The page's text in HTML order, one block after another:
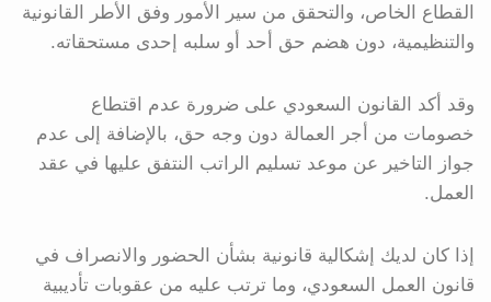
القطاع الخاص، والتحقق من سير الأمور وفق الأطر القانونية
والتنظيمية، دون هضم حق أحد أو سلبه إحدى مستحقاته.
وقد أكد القانون السعودي على ضرورة عدم اقتطاع
خصومات من أجر العمالة دون وجه حق، بالإضافة إلى عدم
جواز التاخير عن موعد تسليم الراتب النتفق عليها في عقد
العمل.
إذا كان لديك إشكالية قانونية بشأن الحضور والانصراف في
قانون العمل السعودي، وما ترتب عليه من عقوبات تأديبية